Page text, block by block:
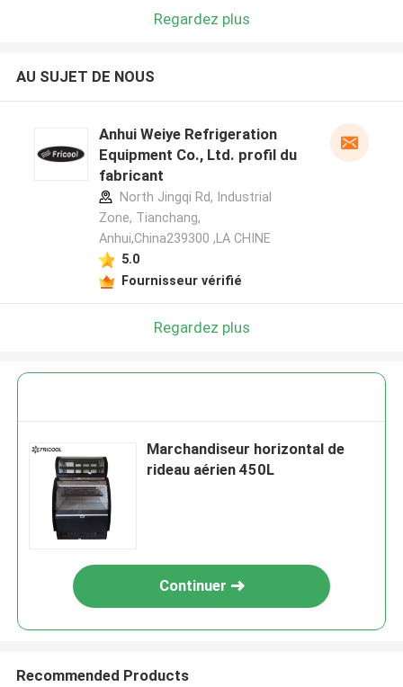
Regardez plus
AU SUJET DE NOUS
Anhui Weiye Refrigeration
Equipment Co., Ltd. profil du
fabricant
North Jingqi Rd, Industrial
Zone, Tianchang,
Anhui,China239300 ,LA CHINE
5.0
Fournisseur vérifié
Regardez plus
Marchandiseur horizontal de
rideau aérien 450L
Continuer
Recommended Products